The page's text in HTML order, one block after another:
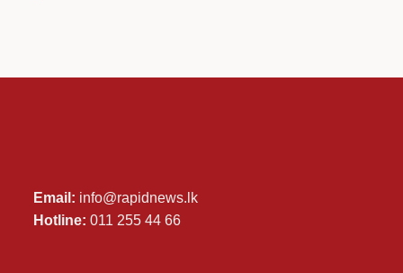
Email: info@rapidnews.lk
Hotline: 011 255 44 66